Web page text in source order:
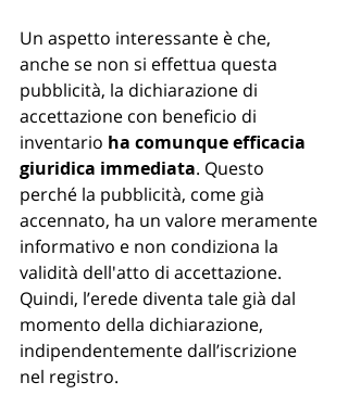
Un aspetto interessante è che,
anche se non si effettua questa
pubblicità, la dichiarazione di
accettazione con beneficio di
inventario ha comunque efficacia
giuridica immediata. Questo
perché la pubblicità, come già
accennato, ha un valore meramente
informativo e non condiziona la
validità dell'atto di accettazione.
Quindi, l’erede diventa tale già dal
momento della dichiarazione,
indipendentemente dall’iscrizione
nel registro.